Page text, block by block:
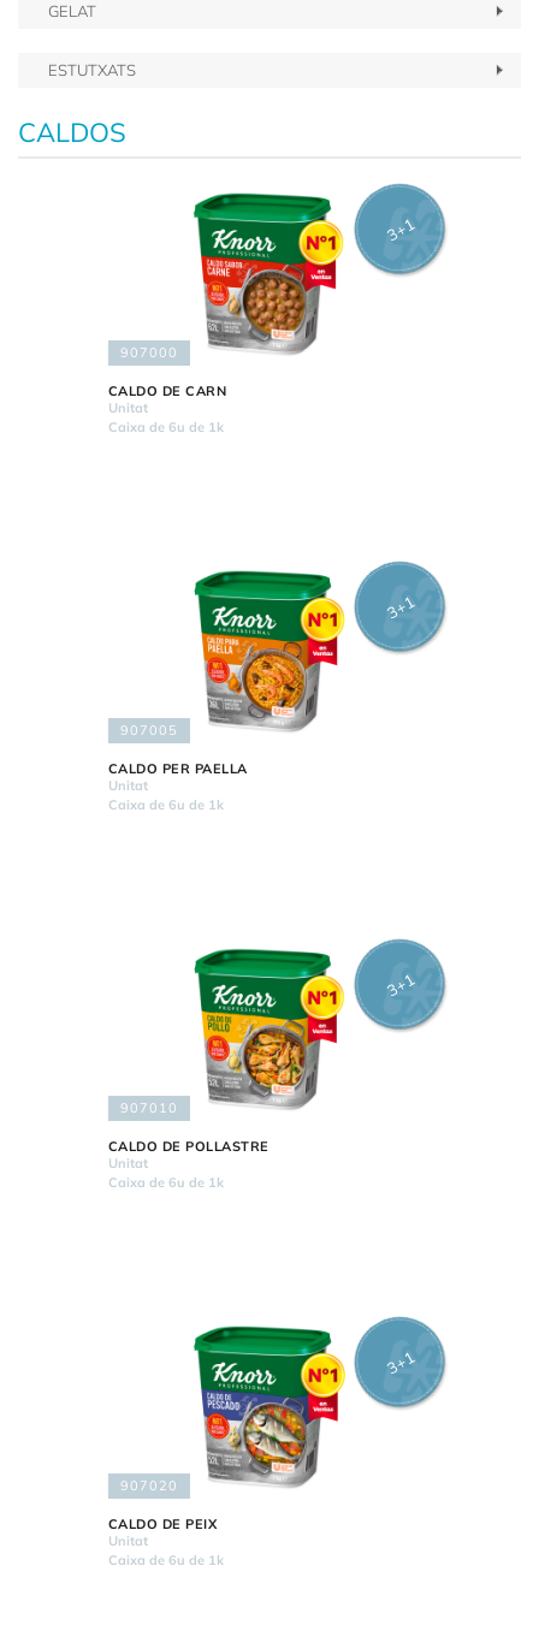
GELAT
ESTUTXATS
CALDOS
907000
3+1
CALDO DE CARN
Unitat
Caixa de 6u de 1k
907005
3+1
CALDO PER PAELLA
Unitat
Caixa de 6u de 1k
907010
3+1
CALDO DE POLLASTRE
Unitat
Caixa de 6u de 1k
907020
3+1
CALDO DE PEIX
Unitat
Caixa de 6u de 1k